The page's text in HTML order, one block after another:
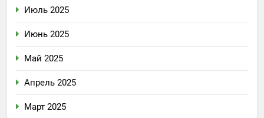
Июль 2025
Июнь 2025
Май 2025
Апрель 2025
Март 2025